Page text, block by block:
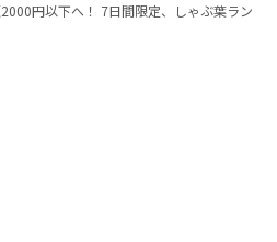
2000円以下へ！ 7日間限定、しゃぶ葉ラン